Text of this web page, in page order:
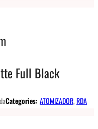
Full Black
Categories: ATOMIZADOR,RDA